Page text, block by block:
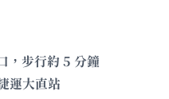
，步行約 5 分鐘
運大直站